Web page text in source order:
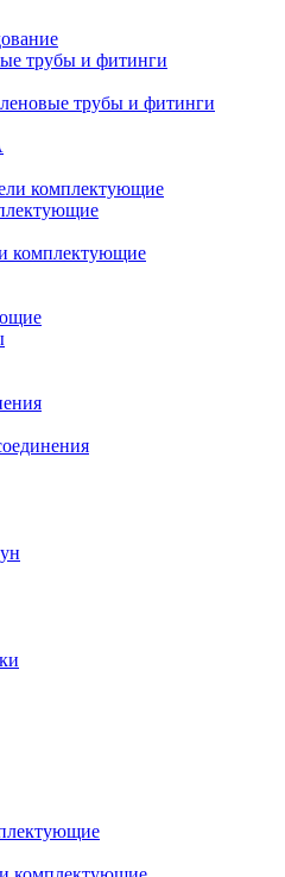
трубы и фитинги
трубы и фитинги
комплектующие
комплектующие